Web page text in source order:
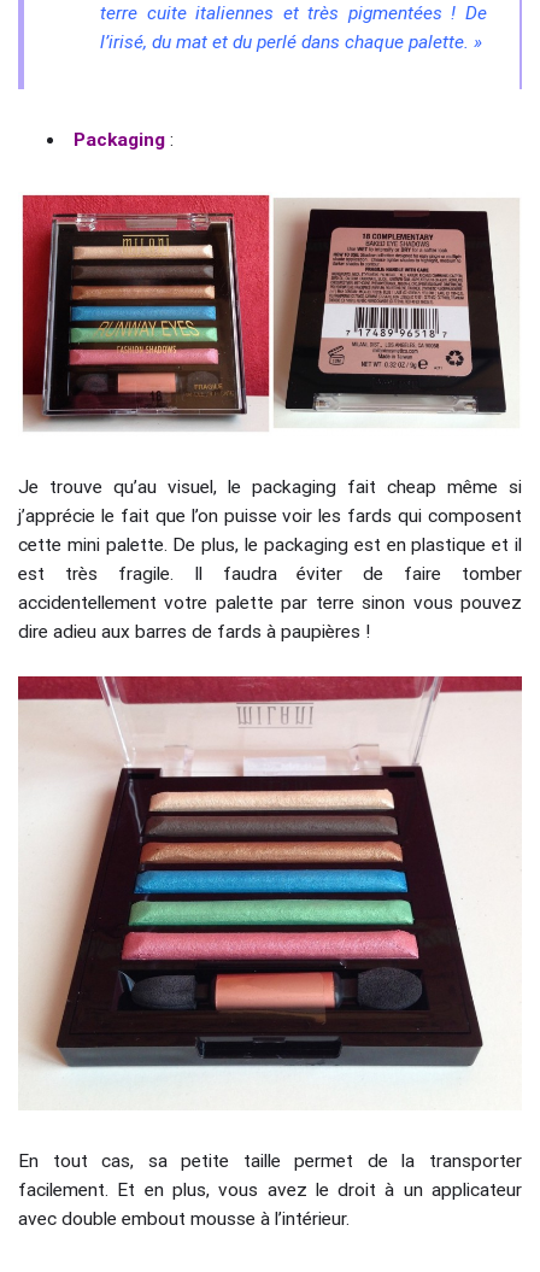
terre cuite italiennes et très pigmentées ! De
l’irisé, du mat et du perlé dans chaque palette. »
Packaging :
Je trouve qu’au visuel, le packaging fait cheap même si
j’apprécie le fait que l’on puisse voir les fards qui composent
cette mini palette. De plus, le packaging est en plastique et il
est très fragile. Il faudra éviter de faire tomber
accidentellement votre palette par terre sinon vous pouvez
dire adieu aux barres de fards à paupières !
En tout cas, sa petite taille permet de la transporter
facilement. Et en plus, vous avez le droit à un applicateur
avec double embout mousse à l’intérieur.